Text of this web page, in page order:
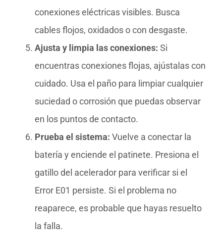
conexiones eléctricas visibles. Busca
cables flojos, oxidados o con desgaste.
Ajusta y limpia las conexiones: Si
encuentras conexiones flojas, ajústalas con
cuidado. Usa el paño para limpiar cualquier
suciedad o corrosión que puedas observar
en los puntos de contacto.
Prueba el sistema: Vuelve a conectar la
batería y enciende el patinete. Presiona el
gatillo del acelerador para verificar si el
Error E01 persiste. Si el problema no
reaparece, es probable que hayas resuelto
la falla.